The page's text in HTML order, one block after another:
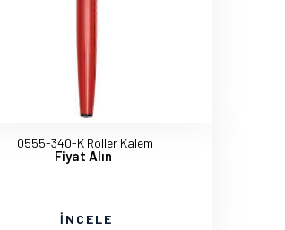
0555-340-K Roller Kalem
Fiyat Alın
İNCELE